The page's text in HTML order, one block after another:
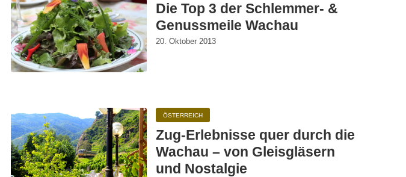
Die Top 3 der Schlemmer- &
Genussmeile Wachau
20. Oktober 2013
ÖSTERREICH
Zug-Erlebnisse quer durch die
Wachau – von Gleisgläsern
und Nostalgie